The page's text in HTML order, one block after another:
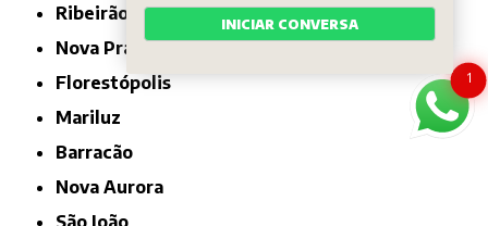
Ribeirão Claro
Nova Prata do Iguaçu
Florestópolis
Mariluz
Barracão
Nova Aurora
São João
1
INICIAR CONVERSA